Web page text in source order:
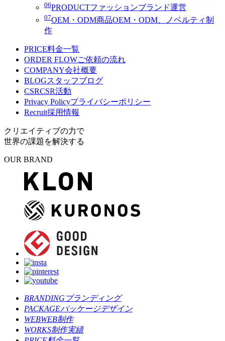
06PRODUCTファッションブランド運営
07OEM・ODM商品OEM・ODM、ノベルティ制
作
PRICE料金一覧
ORDER FLOWご依頼の流れ
COMPANY会社概要
BLOGスタッフブログ
CSRCSR活動
Privacy Policyプライバシーポリシー
Recruit採用情報
クリエイティブの力で
世界の課題を解決する
OUR BRAND
BRANDING ブランディング
PACKAGEパッケージデザイン
WEBWEB制作
WORKS制作実績